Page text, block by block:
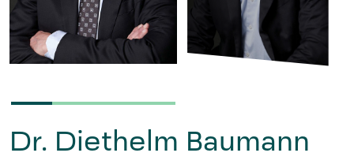
Dr. Diethelm Baumann